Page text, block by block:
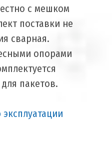
с мешком
поставки не
сварная.
опорами
пакетов.